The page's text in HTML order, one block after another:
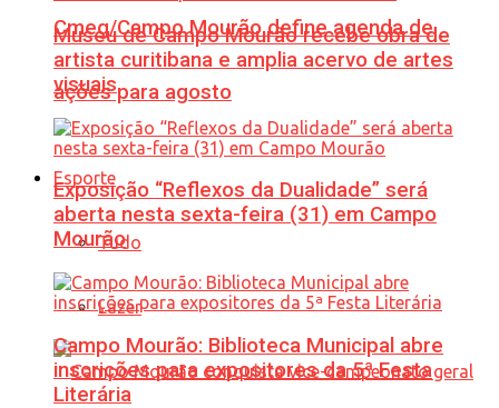
Cmeg/Campo Mourão define agenda de
ações para agosto
Esporte
Tudo
Lazer
Museu de Campo Mourão recebe obra de
artista curitibana e amplia acervo de artes
visuais
Exposição “Reflexos da Dualidade” será
aberta nesta sexta-feira (31) em Campo
Mourão
Campo Mourão: Biblioteca Municipal abre
inscrições para expositores da 5ª Festa
Literária